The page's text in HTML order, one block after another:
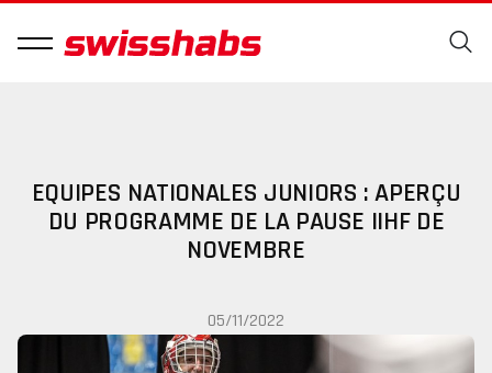
EQUIPES NATIONALES JUNIORS : APERÇU
DU PROGRAMME DE LA PAUSE IIHF DE
NOVEMBRE
05/11/2022